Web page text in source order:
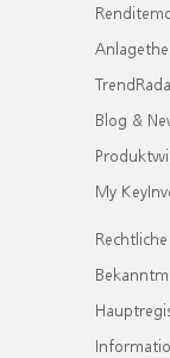
Blog &
My